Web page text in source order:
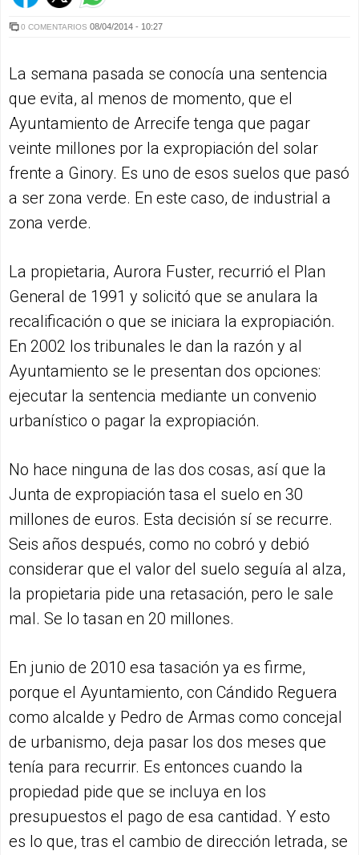
0 COMENTARIOS 08/04/2014 - 10:27
La semana pasada se conocía una sentencia
que evita, al menos de momento, que el
Ayuntamiento de Arrecife tenga que pagar
veinte millones por la expropiación del solar
frente a Ginory. Es uno de esos suelos que pasó
a ser zona verde. En este caso, de industrial a
zona verde.
La propietaria, Aurora Fuster, recurrió el Plan
General de 1991 y solicitó que se anulara la
recalificación o que se iniciara la expropiación.
En 2002 los tribunales le dan la razón y al
Ayuntamiento se le presentan dos opciones:
ejecutar la sentencia mediante un convenio
urbanístico o pagar la expropiación.
No hace ninguna de las dos cosas, así que la
Junta de expropiación tasa el suelo en 30
millones de euros. Esta decisión sí se recurre.
Seis años después, como no cobró y debió
considerar que el valor del suelo seguía al alza,
la propietaria pide una retasación, pero le sale
mal. Se lo tasan en 20 millones.
En junio de 2010 esa tasación ya es firme,
porque el Ayuntamiento, con Cándido Reguera
como alcalde y Pedro de Armas como concejal
de urbanismo, deja pasar los dos meses que
tenía para recurrir. Es entonces cuando la
propiedad pide que se incluya en los
presupuestos el pago de esa cantidad. Y esto
es lo que, tras el cambio de dirección letrada, se